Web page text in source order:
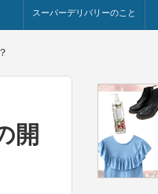
スーパーデリバリーのこと
開